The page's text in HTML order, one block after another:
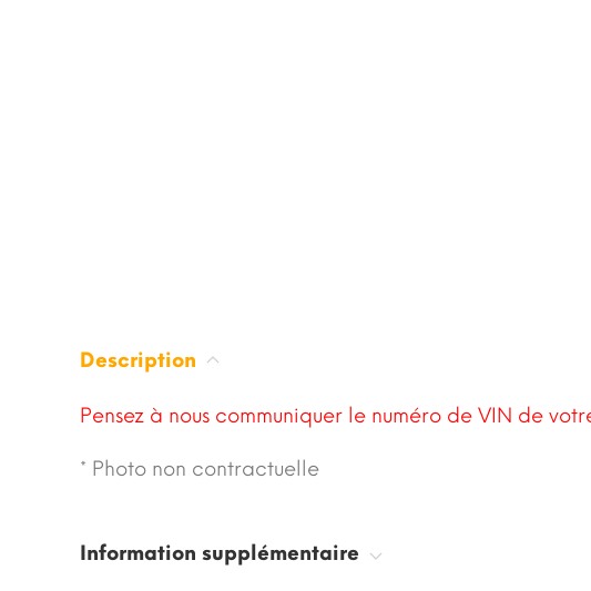
Description
Pensez à nous communiquer le numéro de VIN de
* Photo non contractuelle
Information supplémentaire